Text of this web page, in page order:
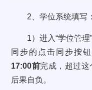
2、学位系统填写：
1）进入“学位管理”
同步的点击同步按
17:00前完成，超过这
后果自负。